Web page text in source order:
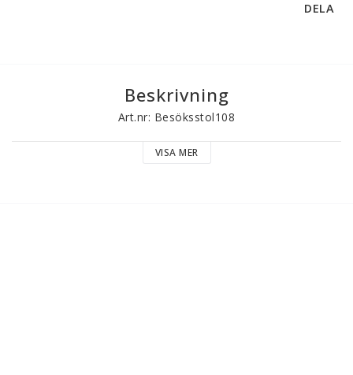
DELA
Beskrivning
Art.nr: Besöksstol108
VISA MER